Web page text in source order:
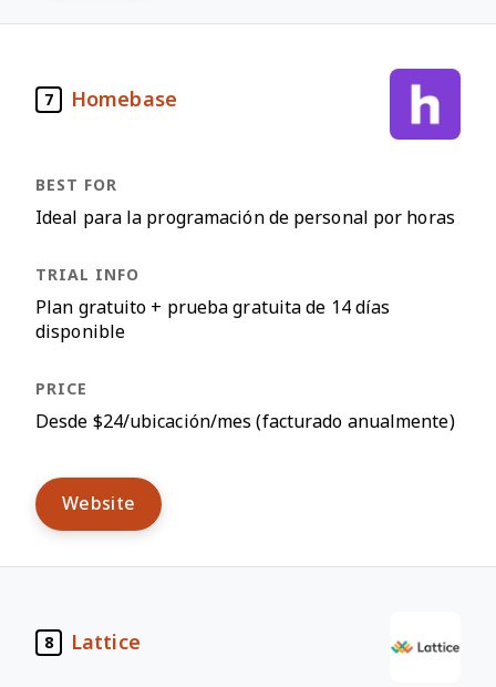
7 Homebase
Ideal para la programación de personal por horas
Plan gratuito + prueba gratuita de 14 días
disponible
Desde $24/ubicación/mes (facturado anualmente)
Website
8 Lattice